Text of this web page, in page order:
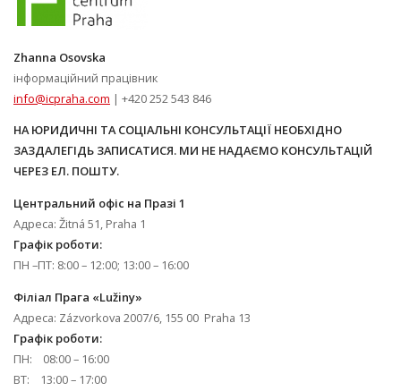
Zhanna Osovska
інформаційний працівник
info@icpraha.com | +420 252 543 846
НА ЮРИДИЧНІ ТА СОЦІАЛЬНІ КОНСУЛЬТАЦІЇ НЕОБХІДНО
ЗАЗДАЛЕГІДЬ ЗАПИСАТИСЯ. МИ НЕ НАДАЄМО КОНСУЛЬТАЦІЙ
ЧЕРЕЗ ЕЛ. ПОШТУ.
Центральний офіс на Празі 1
Адреса: Žitná 51, Praha 1
Графік роботи:
ПН –ПТ: 8:00 – 12:00; 13:00 – 16:00
Філіал Прага «Lužiny»
Адреса: Zázvorkova 2007/6, 155 00 Praha 13
Графік роботи:
ПН: 08:00 – 16:00
ВТ: 13:00 – 17:00